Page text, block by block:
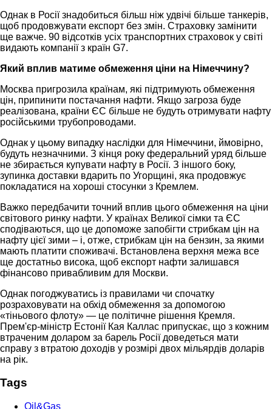
Однак в Росії знадобиться більш ніж удвічі більше танкерів,
щоб продовжувати експорт без змін. Страховку замінити
ще важче. 90 відсотків усіх транспортних страховок у світі
видають компанії з країн G7.
Який вплив матиме обмеження ціни на Німеччину?
Москва пригрозила країнам, які підтримують обмеження
цін, припинити постачання нафти. Якщо загроза буде
реалізована, країни ЄС більше не будуть отримувати нафту
російськими трубопроводами.
Однак у цьому випадку наслідки для Німеччини, ймовірно,
будуть незначними. З кінця року федеральний уряд більше
не збирається купувати нафту в Росії. З іншого боку,
зупинка доставки вдарить по Угорщині, яка продовжує
покладатися на хороші стосунки з Кремлем.
Важко передбачити точний вплив цього обмеження на ціни
світового ринку нафти. У країнах Великої сімки та ЄС
сподіваються, що це допоможе запобігти стрибкам цін на
нафту цієї зими – і, отже, стрибкам цін на бензин, за якими
мають платити споживачі. Встановлена верхня межа все
ще достатньо висока, щоб експорт нафти залишався
фінансово привабливим для Москви.
Однак погоджуватись із правилами чи спочатку
розраховувати на обхід обмеження за допомогою
«тіньового флоту» — це політичне рішення Кремля.
Прем'єр-міністр Естонії Кая Каллас припускає, що з кожним
втраченим доларом за барель Росії доведеться мати
справу з втратою доходів у розмірі двох мільярдів доларів
на рік.
Tags
Oil&Gas